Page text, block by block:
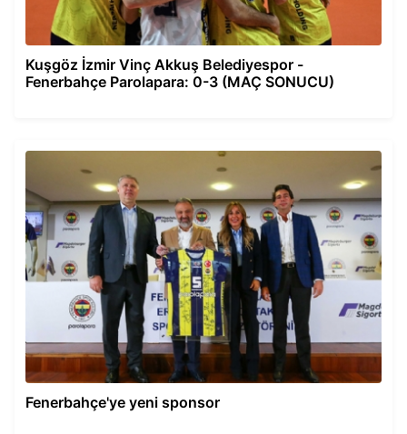
Kuşgöz İzmir Vinç Akkuş Belediyespor -
Fenerbahçe Parolapara: 0-3 (MAÇ SONUCU)
Fenerbahçe'ye yeni sponsor